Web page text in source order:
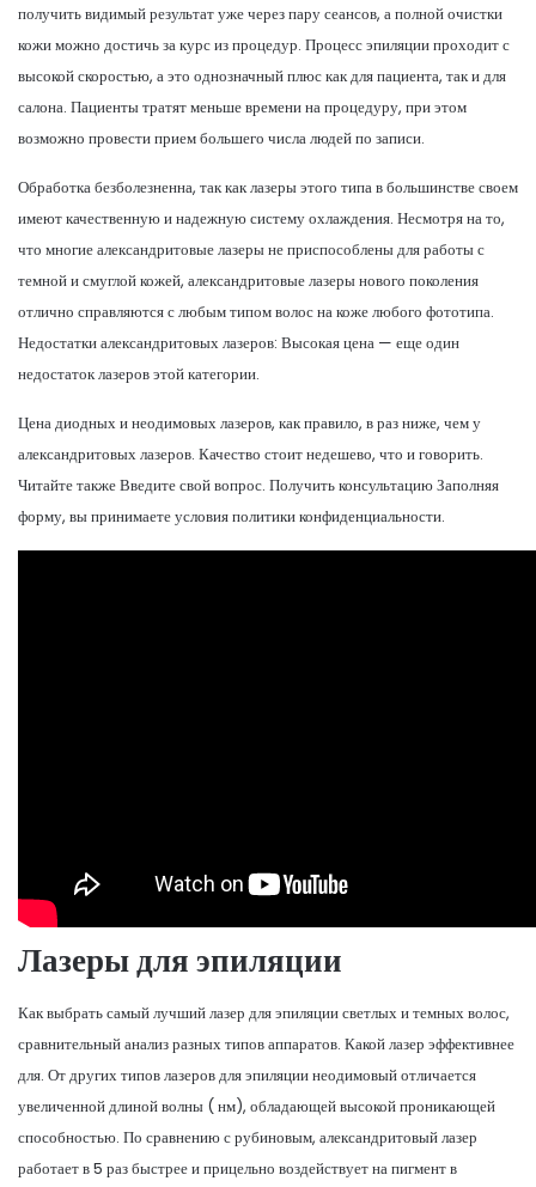
получить видимый результат уже через пару сеансов, а полной очистки
кожи можно достичь за курс из процедур. Процесс эпиляции проходит с
высокой скоростью, а это однозначный плюс как для пациента, так и для
салона. Пациенты тратят меньше времени на процедуру, при этом
возможно провести прием большего числа людей по записи.
Обработка безболезненна, так как лазеры этого типа в большинстве своем
имеют качественную и надежную систему охлаждения. Несмотря на то,
что многие александритовые лазеры не приспособлены для работы с
темной и смуглой кожей, александритовые лазеры нового поколения
отлично справляются с любым типом волос на коже любого фототипа.
Недостатки александритовых лазеров: Высокая цена — еще один
недостаток лазеров этой категории.
Цена диодных и неодимовых лазеров, как правило, в раз ниже, чем у
александритовых лазеров. Качество стоит недешево, что и говорить.
Читайте также Введите свой вопрос. Получить консультацию Заполняя
форму, вы принимаете условия политики конфиденциальности.
Лазеры для эпиляции
Как выбрать самый лучший лазер для эпиляции светлых и темных волос,
сравнительный анализ разных типов аппаратов. Какой лазер эффективнее
для. От других типов лазеров для эпиляции неодимовый отличается
увеличенной длиной волны ( нм), обладающей высокой проникающей
способностью. По сравнению с рубиновым, александритовый лазер
работает в 5 раз быстрее и прицельно воздействует на пигмент в